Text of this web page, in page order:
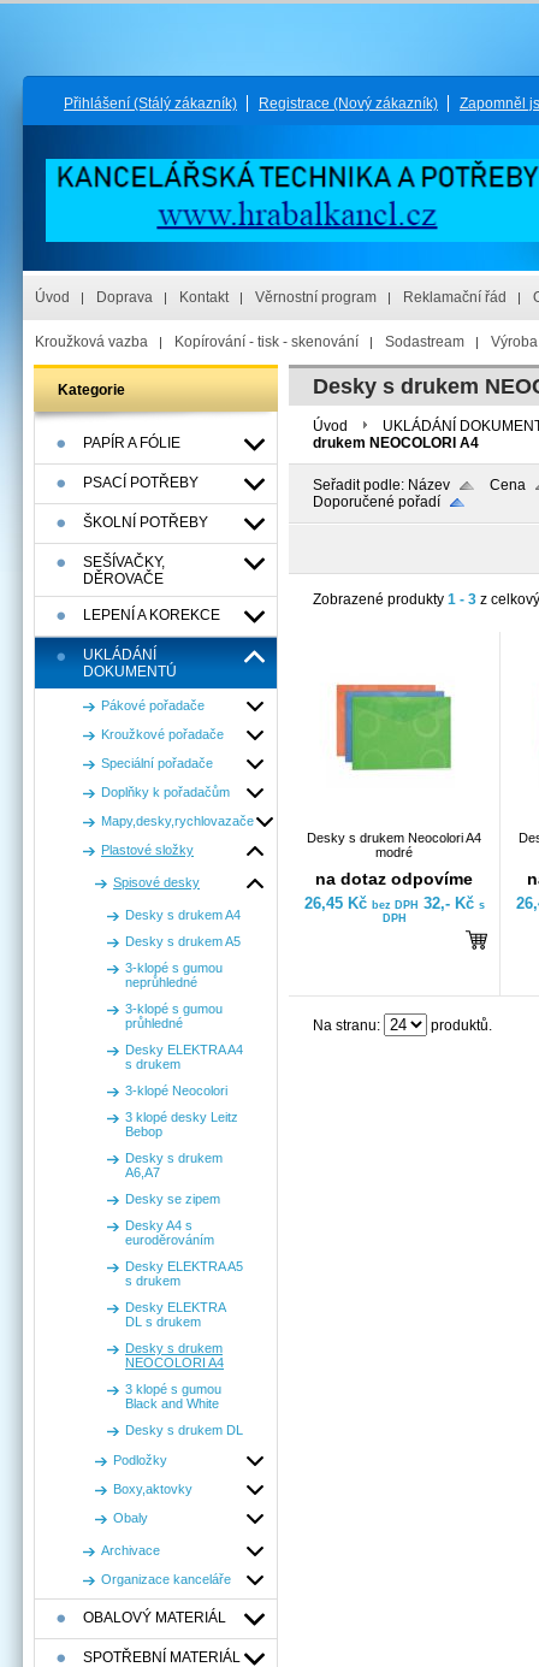
Přihlášení (Stálý zákazník) Registrace (Nový zákazník) Zapomněl
Úvod Doprava Kontakt Věrnostní program Reklamační řád
Kroužková vazba Kopírování - tisk - skenování Sodastream
Kategorie
PAPÍR A FÓLIE
PSACÍ POTŘEBY
ŠKOLNÍ POTŘEBY
SEŠÍVAČKY,
DĚROVAČE
LEPENÍ A KOREKCE
UKLÁDÁNÍ
DOKUMENTÚ
Pákové pořadače
Kroužkové pořadače
Speciální pořadače
Doplňky k pořadačům
Mapy,desky,rychlovazače
Plastové složky
Spisové desky
Desky s drukem A4
Desky s drukem A5
3-klopé s gumou
neprůhledné
3-klopé s gumou
průhledné
Desky ELEKTRA A4
s drukem
3-klopé Neocolori
3 klopé desky Leitz
Bebop
Desky s drukem
A6,A7
Desky se zipem
Desky A4 s
euroděrováním
Desky ELEKTRA A5
s drukem
Desky ELEKTRA
DL s drukem
Desky s drukem
NEOCOLORI A4
3 klopé s gumou
Black and White
Desky s drukem DL
Podložky
Boxy,aktovky
Obaly
Archivace
Organizace kanceláře
OBALOVÝ MATERIÁL
SPOTŘEBNÍ MATERIÁL
Desky s drukem
Úvod
UKLÁDÁNÍ
drukem NEOCOLORI A4
Seřadit podle: Název
Cena
Doporučené pořadí
Zobrazené produkty 1 - 3 z
Desky s drukem Neocolori A4
modré
na dotaz odpovíme
26,45 Kč bez DPH 32,- Kč s
DPH
Na stranu: produktů.